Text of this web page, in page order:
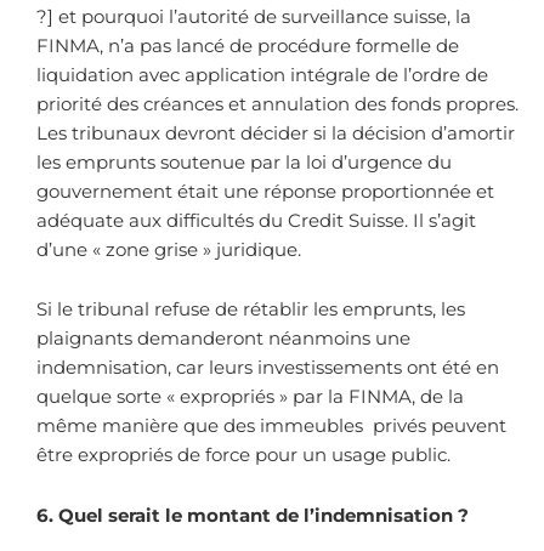
?] et pourquoi l’autorité de surveillance suisse, la
FINMA, n’a pas lancé de procédure formelle de
liquidation avec application intégrale de l’ordre de
priorité des créances et annulation des fonds propres.
Les tribunaux devront décider si la décision d’amortir
les emprunts soutenue par la loi d’urgence du
gouvernement était une réponse proportionnée et
adéquate aux difficultés du Credit Suisse. Il s’agit
d’une « zone grise » juridique.
Si le tribunal refuse de rétablir les emprunts, les
plaignants demanderont néanmoins une
indemnisation, car leurs investissements ont été en
quelque sorte « expropriés » par la FINMA, de la
même manière que des immeubles privés peuvent
être expropriés de force pour un usage public.
6. Quel serait le montant de l’indemnisation ?